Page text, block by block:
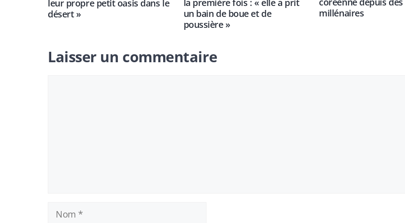
leur propre petit oasis dans le
désert »
un bain de boue et de
poussière »
millénaires
Laisser un commentaire